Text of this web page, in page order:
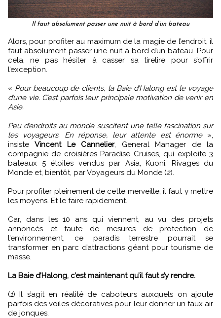
Il faut absolument passer une nuit à bord d’un bateau
Alors, pour profiter au maximum de la magie de l’endroit, il
faut absolument passer une nuit à bord d’un bateau. Pour
cela, ne pas hésiter à casser sa tirelire pour s’offrir
l’exception.
« Pour beaucoup de clients, la Baie d’Halong est le voyage
d’une vie. C’est parfois leur principale motivation de venir en
Asie.
Peu d’endroits au monde suscitent une telle fascination sur
les voyageurs. En réponse, leur attente est énorme»,
insisteVincent Le Cannelier, General Manager de la
compagnie de croisières Paradise Cruises, qui exploite 3
bateaux 5 étoiles vendus par Asia, Kuoni, Rivages du
Monde et, bientôt, par Voyageurs du Monde (2).
Pour profiter pleinement de cette merveille, il faut y mettre
les moyens. Et le faire rapidement.
Car, dans les 10 ans qui viennent, au vu des projets
annoncés et faute de mesures de protection de
l’environnement, ce paradis terrestre pourrait se
transformer en parc d’attractions géant pour tourisme de
masse.
La Baie d’Halong, c’est maintenant qu’il faut s’y rendre.
(1) Il s’agit en réalité de caboteurs auxquels on ajoute
parfois des voiles décoratives pour leur donner un faux air
de jonques.